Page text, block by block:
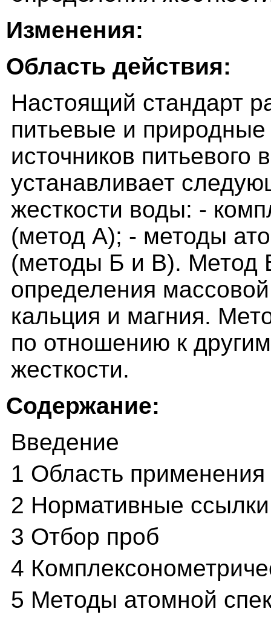
Изменения:
Область действия:
Настоящий стандарт
питьевые и
источников питьевого
устанавливает
жесткости воды: -
(метод А); - методы
(методы Б и В). Метод
определения
кальция и магния.
по отношению к
жесткости.
Содержание:
Введение
1 Область применения
2 Нормативные ссылки
3 Отбор проб
4
5 Методы атомной